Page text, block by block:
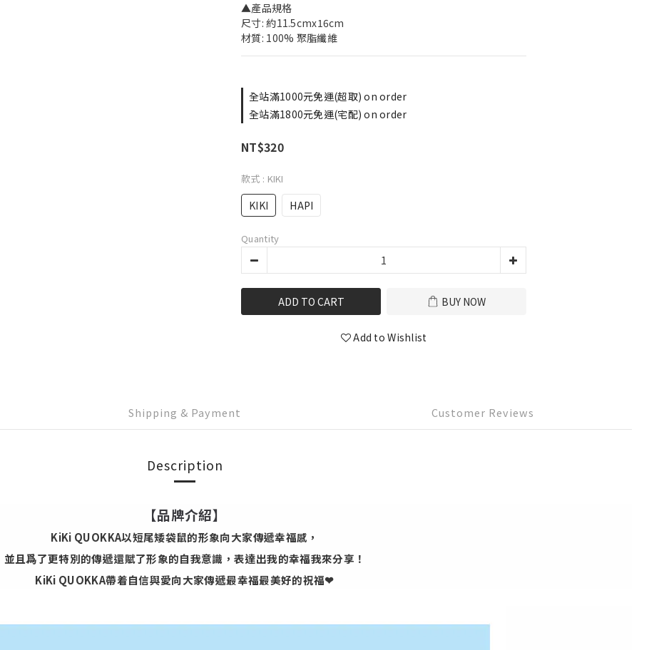
▲產品規格
尺寸: 約11.5cmx16cm
材質: 100% 聚脂纖維
全站滿1000元免運(超取) on order
全站滿1800元免運(宅配) on order
NT$320
款式 : KIKI
KIKI HAPI
Quantity
ADD TO CART BUY NOW
Add to Wishlist
Shipping & Payment Customer Reviews
Description
【品牌介紹】
KiKi QUOKKA以短尾矮袋鼠的形象向大家傳遞幸福感，
並且爲了更特別的傳遞還賦了形象的自我意識，表達出我的幸福我來分享！
KiKi QUOKKA帶着自信與愛向大家傳遞最幸福最美好的祝福❤